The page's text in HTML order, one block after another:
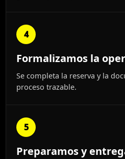
4
Formalizamos la
Se completa la reserva y la
proceso trazable.
5
Preparamos y